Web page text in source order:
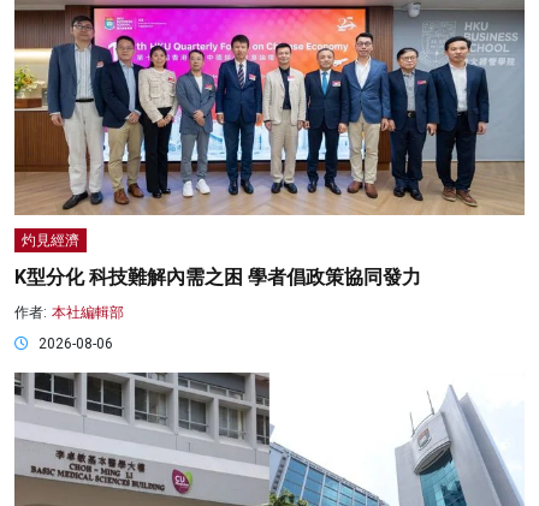
灼見經濟
K型分化 科技難解內需之困 學者倡政策協同發力
作者: 本社編輯部
2026-08-06